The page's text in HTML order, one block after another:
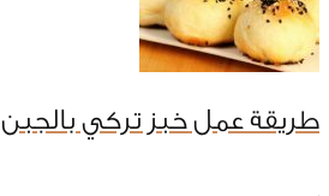
طريقة عمل خبز تركي بالجبن